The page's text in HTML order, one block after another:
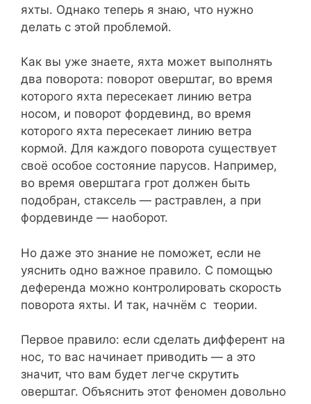
яхты. Однако теперь я знаю, что нужно
делать с этой проблемой.
Как вы уже знаете, яхта может выполнять
два поворота: поворот оверштаг, во время
которого яхта пересекает линию ветра
носом, и поворот фордевинд, во время
которого яхта пересекает линию ветра
кормой. Для каждого поворота существует
своё особое состояние парусов. Например,
во время оверштага грот должен быть
подобран, стаксель — растравлен, а при
фордевинде — наоборот.
Но даже это знание не поможет, если не
уяснить одно важное правило. С помощью
деференда можно контролировать скорость
поворота яхты. И так, начнём с теории.
Первое правило: если сделать дифферент на
нос, то вас начинает приводить — а это
значит, что вам будет легче скрутить
оверштаг. Объяснить этот феномен довольно